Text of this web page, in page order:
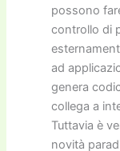
possono
controllo di
ad
genera
collega a
Tuttavia è
novità